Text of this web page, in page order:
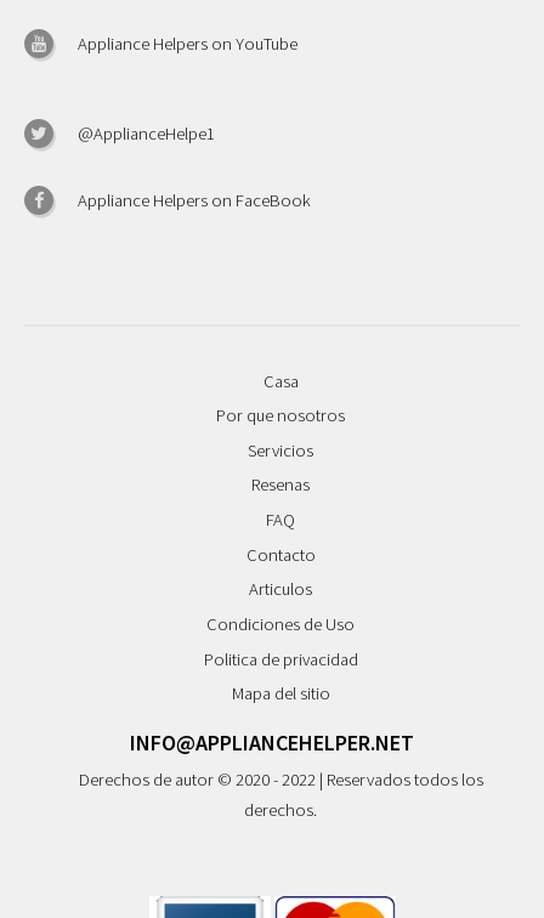
Appliance Helpers on YouTube
@ApplianceHelpe1
Appliance Helpers on FaceBook
Casa
Por que nosotros
Servicios
Resenas
FAQ
Contacto
Articulos
Condiciones de Uso
Politica de privacidad
Mapa del sitio
INFO@APPLIANCEHELPER.NET
Derechos de autor © 2020 - 2022 | Reservados todos los
derechos.